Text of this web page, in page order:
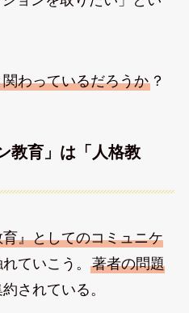
わっているだろうか？
教育」は「人格教
』としてのコミュニケ
ていこう。 著者の問題
されている。